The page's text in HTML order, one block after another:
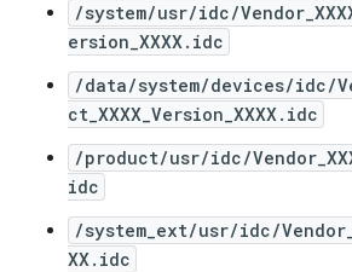
/system/usr/idc/
ersion_XXXX.idc
/data/system/devices/idc/
ct_XXXX_Version_XXXX.idc
/product/usr/idc/
idc
/system_ext/usr/idc/
XX.idc